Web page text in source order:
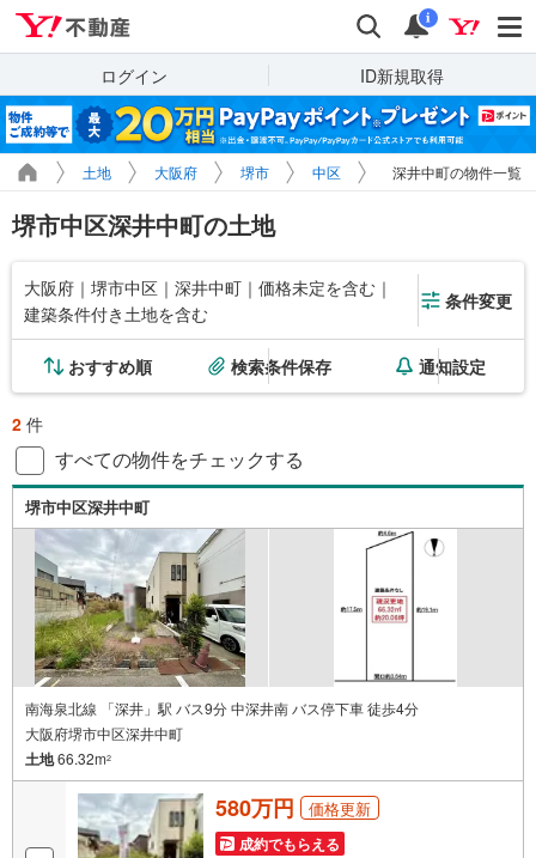
検索 通知
i
ログイン ID新規取得
土地 大阪府 堺市 中区 深井中町の物件一覧
堺市中区深井中町の土地
大阪府｜堺市中区｜深井中町｜価格未定を含む｜
建築条件付き土地を含む
条件変更
おすすめ順 検索条件保存 通知設定
2 件
すべての物件をチェックする
堺市中区深井中町
南海泉北線 「深井」駅 バス9分 中深井南 バス停下車 徒歩4分
大阪府堺市中区深井中町
土地66.32m2
580万円 価格更新
成約でもらえる